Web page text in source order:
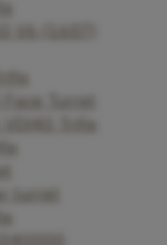
Turret
Trifix
turret